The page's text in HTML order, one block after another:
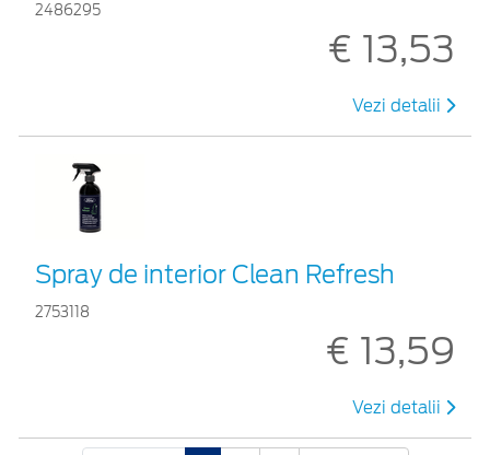
2486295
€ 13,53
Vezi detalii
Spray de interior Clean Refresh
2753118
€ 13,59
Vezi detalii